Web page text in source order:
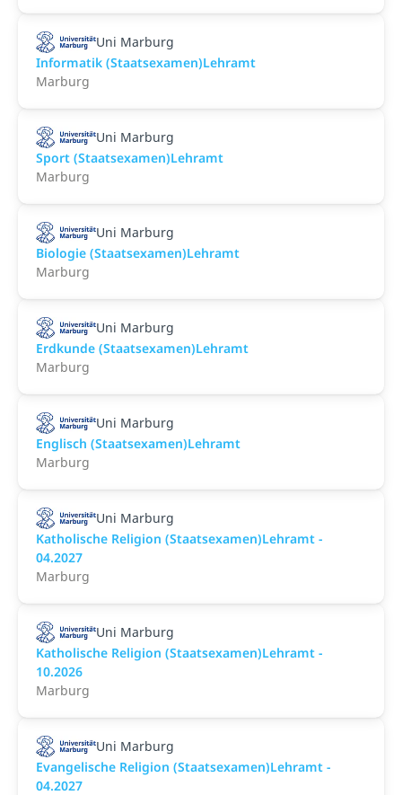
Uni Marburg
Informatik (Staatsexamen)Lehramt
Marburg
Uni Marburg
Sport (Staatsexamen)Lehramt
Marburg
Uni Marburg
Biologie (Staatsexamen)Lehramt
Marburg
Uni Marburg
Erdkunde (Staatsexamen)Lehramt
Marburg
Uni Marburg
Englisch (Staatsexamen)Lehramt
Marburg
Uni Marburg
Katholische Religion (Staatsexamen)Lehramt -
04.2027
Marburg
Uni Marburg
Katholische Religion (Staatsexamen)Lehramt -
10.2026
Marburg
Uni Marburg
Evangelische Religion (Staatsexamen)Lehramt -
04.2027